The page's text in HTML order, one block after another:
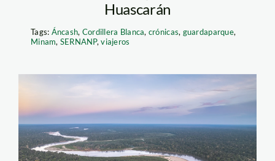
Huascarán
Tags: Áncash, Cordillera Blanca, crónicas, guardaparque,
Minam, SERNANP,viajeros
Manu carretera Diego
Perez SPDA